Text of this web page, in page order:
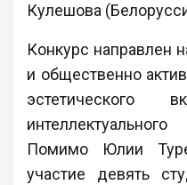
Кулешова
Конкурс направлен
и общественно
эстетического
Помимо Юлии
участие девять